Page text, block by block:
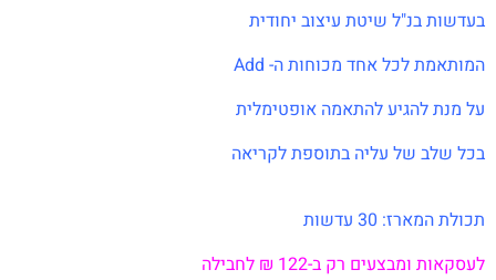
בעדשות בנ"ל שיטת עיצוב יחודית
המותאמת לכל אחד מכוחות ה- Add
על מנת להגיע להתאמה אופטימלית
בכל שלב של עליה בתוספת לקריאה
תכולת המארז: 30 עדשות
לעסקאות ומבצעים רק ב-122 ₪ לחבילה